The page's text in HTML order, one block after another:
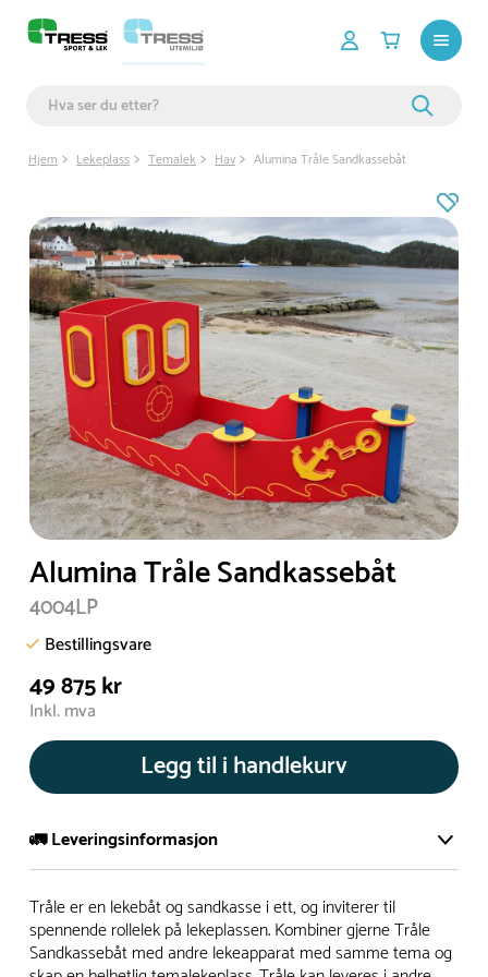
Hjem Lekeplass Temalek Hav Alumina Tråle Sandkassebåt
Alumina Tråle Sandkassebåt
4004LP
Bestillingsvare
49 875 kr
Inkl. mva
Legg til i handlekurv
🚛 Leveringsinformasjon
De aller fleste av våre lekeapparat produseres på bestilling.
Leveringstid på bestillingsvarer vil være 8+ uker.
I høysesong må lengre leveringstid påregnes.
Tråle er en lekebåt og sandkasse i ett, og inviterer til
spennende rollelek på lekeplassen. Kombiner gjerne Tråle
Sandkassebåt med andre lekeapparat med samme tema og